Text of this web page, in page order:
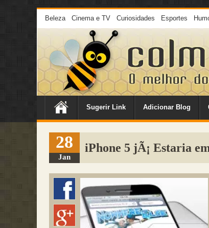
Beleza Cinema e TV Curiosidades Esportes
Sugerir Link Adicionar Blog
28
Jan
iPhone 5 jÃ¡ Estaria